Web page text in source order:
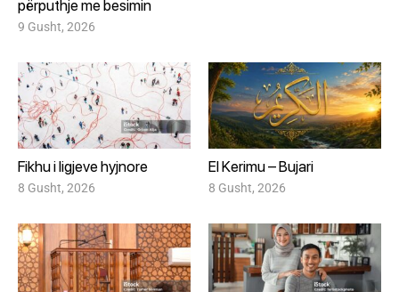
përputhje me besimin
9 Gusht, 2026
Fikhu i ligjeve hyjnore
8 Gusht, 2026
El Kerimu – Bujari
8 Gusht, 2026